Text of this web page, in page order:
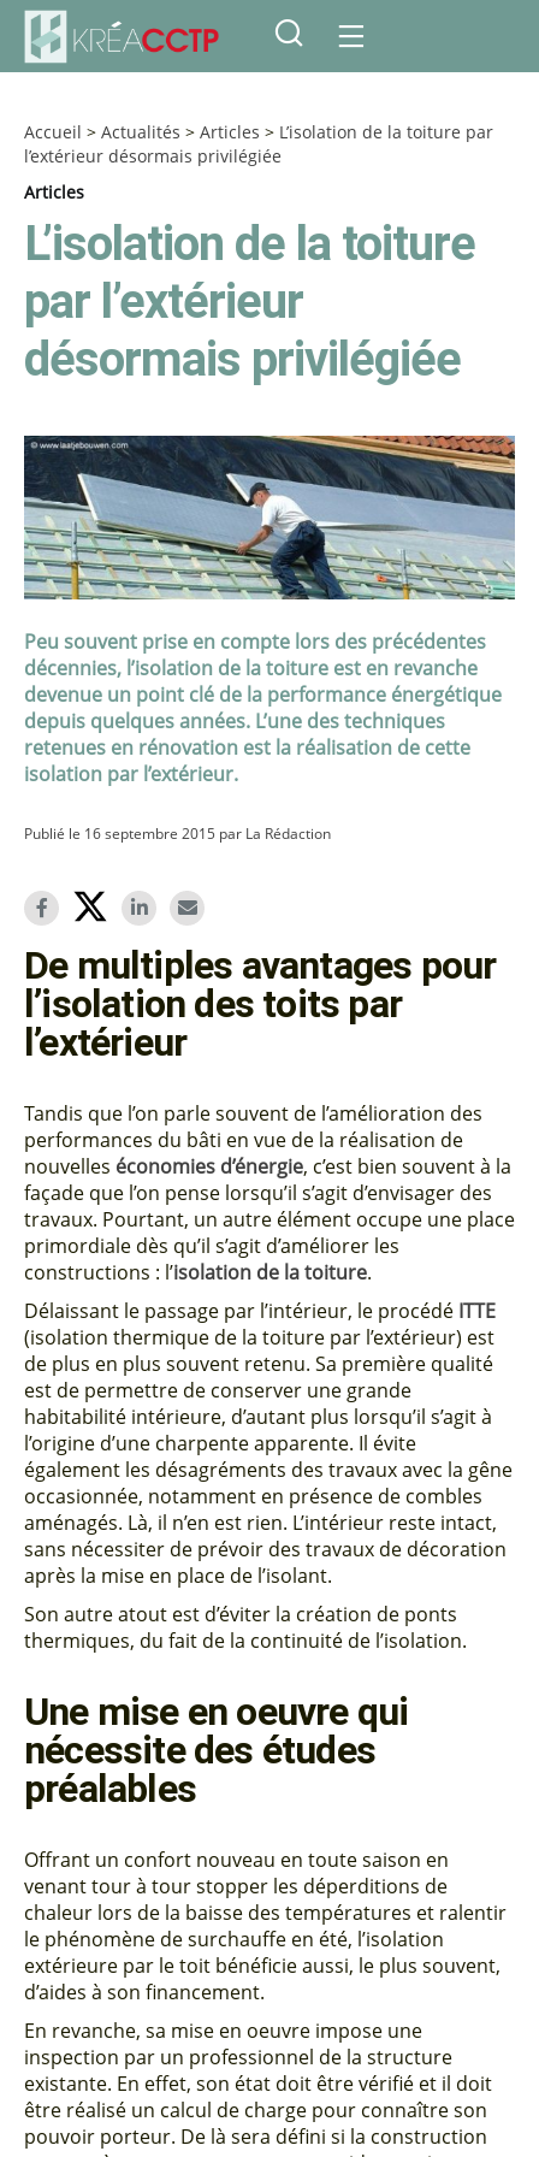
Accueil > Actualités > Articles > L’isolation de la toiture par
l’extérieur désormais privilégiée
Articles
L’isolation de la toiture
par l’extérieur
désormais privilégiée
Peu souvent prise en compte lors des précédentes
décennies, l’isolation de la toiture est en revanche
devenue un point clé de la performance énergétique
depuis quelques années. L’une des techniques
retenues en rénovation est la réalisation de cette
isolation par l’extérieur.
Publié le 16 septembre 2015 par La Rédaction
De multiples avantages pour
l’isolation des toits par
l’extérieur
Tandis que l’on parle souvent de l’amélioration des
performances du bâti en vue de la réalisation de
nouvelles économies d’énergie, c’est bien souvent à la
façade que l’on pense lorsqu’il s’agit d’envisager des
travaux. Pourtant, un autre élément occupe une place
primordiale dès qu’il s’agit d’améliorer les
constructions : l’isolation de la toiture.
Délaissant le passage par l’intérieur, le procédé ITTE
(isolation thermique de la toiture par l’extérieur) est
de plus en plus souvent retenu. Sa première qualité
est de permettre de conserver une grande
habitabilité intérieure, d’autant plus lorsqu’il s’agit à
l’origine d’une charpente apparente. Il évite
également les désagréments des travaux avec la gêne
occasionnée, notamment en présence de combles
aménagés. Là, il n’en est rien. L’intérieur reste intact,
sans nécessiter de prévoir des travaux de décoration
après la mise en place de l’isolant.
Son autre atout est d’éviter la création de ponts
thermiques, du fait de la continuité de l’isolation.
Une mise en oeuvre qui
nécessite des études
préalables
Offrant un confort nouveau en toute saison en
venant tour à tour stopper les déperditions de
chaleur lors de la baisse des températures et ralentir
le phénomène de surchauffe en été, l’isolation
extérieure par le toit bénéficie aussi, le plus souvent,
d’aides à son financement.
En revanche, sa mise en oeuvre impose une
inspection par un professionnel de la structure
existante. En effet, son état doit être vérifié et il doit
être réalisé un calcul de charge pour connaître son
pouvoir porteur. De là sera défini si la construction